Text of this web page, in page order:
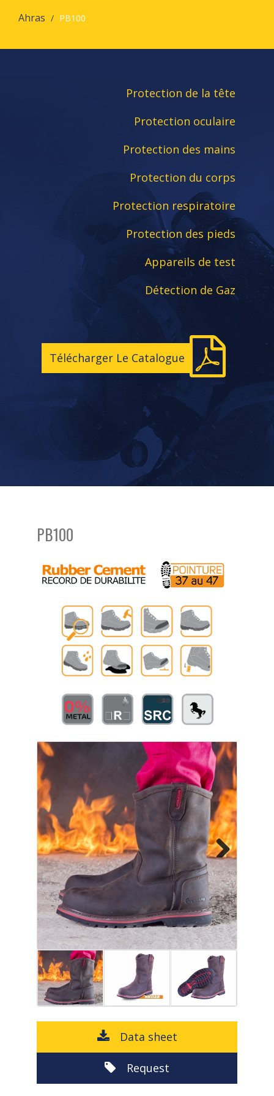
Ahras PB100
Protection de la tête
Protection oculaire
Protection des mains
Protection du corps
Protection respiratoire
Protection des pieds
Appareils de test
Détection de Gaz
Télécharger Le Catalogue
PB100
Next
Data sheet
Request